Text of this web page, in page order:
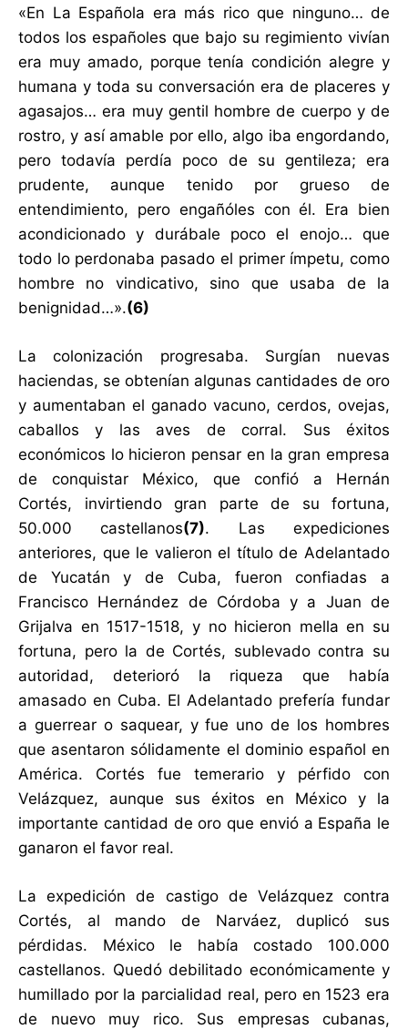
«En La Española era más rico que ninguno… de
todos los españoles que bajo su regimiento vivían
era muy amado, porque tenía condición alegre y
humana y toda su conversación era de placeres y
agasajos… era muy gentil hombre de cuerpo y de
rostro, y así amable por ello, algo iba engordando,
pero todavía perdía poco de su gentileza; era
prudente, aunque tenido por grueso de
entendimiento, pero engañóles con él. Era bien
acondicionado y durábale poco el enojo… que
todo lo perdonaba pasado el primer ímpetu, como
hombre no vindicativo, sino que usaba de la
benignidad…».(6)
La colonización progresaba. Surgían nuevas
haciendas, se obtenían algunas cantidades de oro
y aumentaban el ganado vacuno, cerdos, ovejas,
caballos y las aves de corral. Sus éxitos
económicos lo hicieron pensar en la gran empresa
de conquistar México, que confió a Hernán
Cortés, invirtiendo gran parte de su fortuna,
50.000 castellanos(7). Las expediciones
anteriores, que le valieron el título de Adelantado
de Yucatán y de Cuba, fueron confiadas a
Francisco Hernández de Córdoba y a Juan de
Grijalva en 1517-1518, y no hicieron mella en su
fortuna, pero la de Cortés, sublevado contra su
autoridad, deterioró la riqueza que había
amasado en Cuba. El Adelantado prefería fundar
a guerrear o saquear, y fue uno de los hombres
que asentaron sólidamente el dominio español en
América. Cortés fue temerario y pérfido con
Velázquez, aunque sus éxitos en México y la
importante cantidad de oro que envió a España le
ganaron el favor real.
La expedición de castigo de Velázquez contra
Cortés, al mando de Narváez, duplicó sus
pérdidas. México le había costado 100.000
castellanos. Quedó debilitado económicamente y
humillado por la parcialidad real, pero en 1523 era
de nuevo muy rico. Sus empresas cubanas,